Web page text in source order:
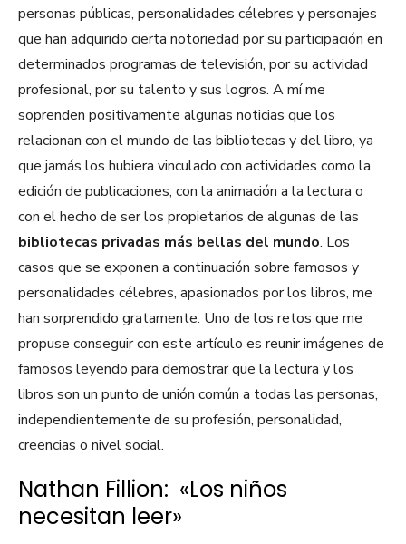
personas públicas, personalidades célebres y personajes
que han adquirido cierta notoriedad por su participación en
determinados programas de televisión, por su actividad
profesional, por su talento y sus logros. A mí me
soprenden positivamente algunas noticias que los
relacionan con el mundo de las bibliotecas y del libro, ya
que jamás los hubiera vinculado con actividades como la
edición de publicaciones, con la animación a la lectura o
con el hecho de ser los propietarios de algunas de las
bibliotecas privadas más bellas del mundo. Los
casos que se exponen a continuación sobre famosos y
personalidades célebres, apasionados por los libros, me
han sorprendido gratamente. Uno de los retos que me
propuse conseguir con este artículo es reunir imágenes de
famosos leyendo para demostrar que la lectura y los
libros son un punto de unión común a todas las personas,
independientemente de su profesión, personalidad,
creencias o nivel social.
Nathan Fillion: «Los niños
necesitan leer»